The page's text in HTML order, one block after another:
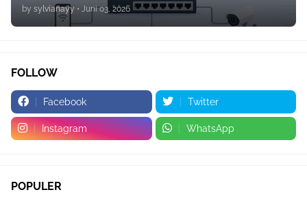
by sylvianayy • Juni 03, 2026
FOLLOW
Facebook Twitter
Instagram WhatsApp
POPULER